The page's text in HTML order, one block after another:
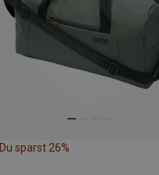
Du sparst 26%